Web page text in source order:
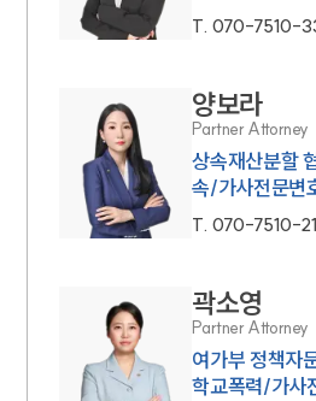
T. 070-7510-
양보라
Partner Attorney
상속재산분할
속/가사전문변
T. 070-7510-
곽소영
Partner Attorney
여가부 정책자
학교폭력/가사